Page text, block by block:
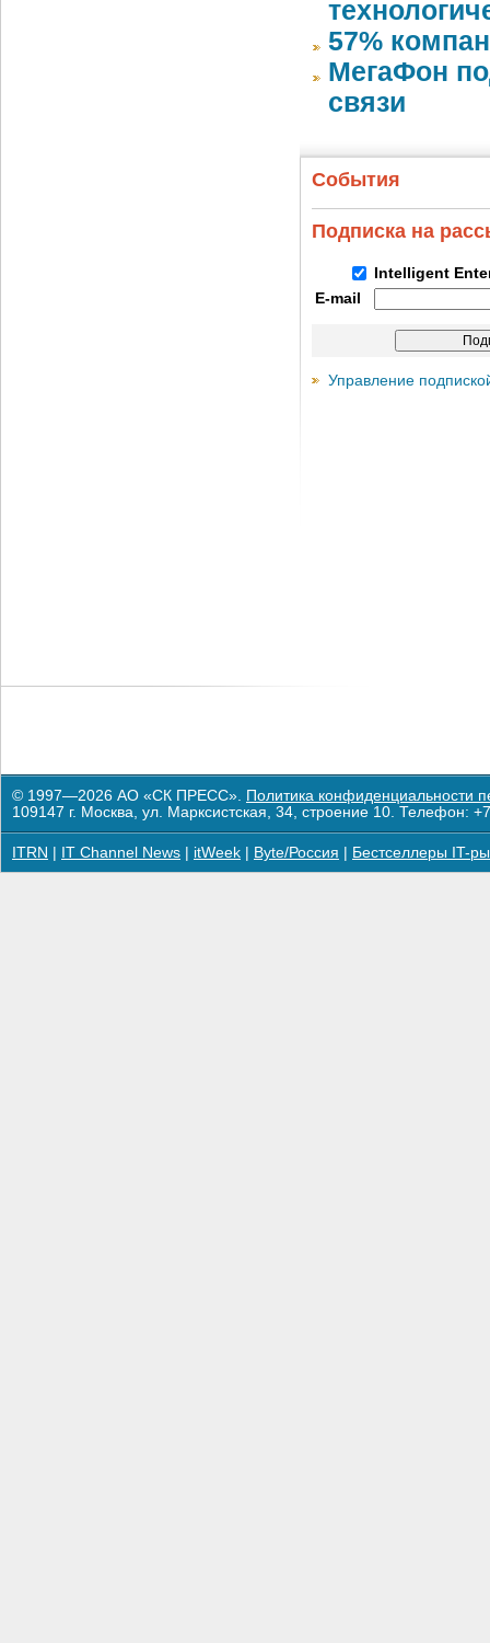
57%
МегаФон
связи
События
Подписка на
Intelligent
E-mail
Управление
© 1997—2026 АО «СК ПРЕСС». Политика конфиденциальности
109147 г. Москва, ул. Марксистская, 34, строение 10. Телефон:
ITRN IT Channel News itWeek Byte/Россия Бестселлеры IT-